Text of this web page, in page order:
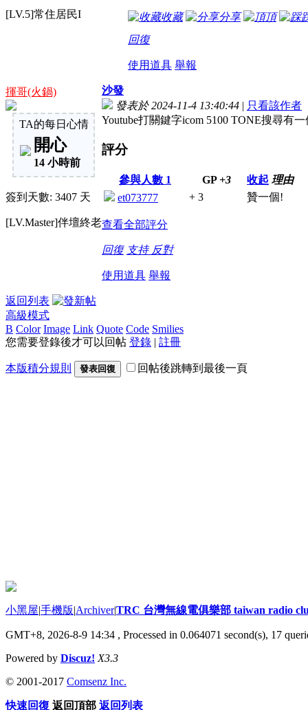
[LV.5]常住居民I 收藏 分享 頂
回復
使用道具 舉報
揮哥(火鍋)
TA的每日心情
開心
14 小時前
簽到天數: 3407 天
[LV.Master]伴壇終老
沙發
發表於 2024-11-4 13:40:44 | 只看該作者
Youtube打關鍵字icom 5100 TONE搜尋有
評分
參與人數 1 GP +3 收起 理由
et073777
+ 3 贊一個!
查看全部評分
回復 支持 反對
使用道具 舉報
返回列表
高級模式
B Color Image Link Quote Code Smilies
您需要登錄後才可以回帖 登錄 | 註冊
本版積分規則 發表回復 回帖後跳轉到最後一頁
小黑屋|手機版|Archiver|TRC 台灣無線電俱樂部 taiwan radio
GMT+8, 2026-8-9 14:34 , Processed in 0.064071 second(s), 17
Powered by Discuz! X3.3
© 2001-2017 Comsenz Inc.
快速回復 返回頂部 返回列表